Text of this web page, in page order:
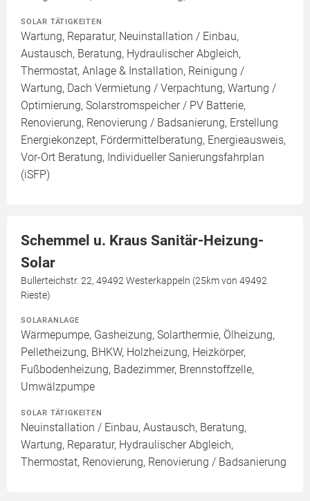
SOLAR TÄTIGKEITEN
Wartung, Reparatur, Neuinstallation / Einbau,
Austausch, Beratung, Hydraulischer Abgleich,
Thermostat, Anlage & Installation, Reinigung /
Wartung, Dach Vermietung / Verpachtung, Wartung /
Optimierung, Solarstromspeicher / PV Batterie,
Renovierung, Renovierung / Badsanierung, Erstellung
Energiekonzept, Fördermittelberatung, Energieausweis,
Vor-Ort Beratung, Individueller Sanierungsfahrplan
(iSFP)
Schemmel u. Kraus Sanitär-Heizung-
Solar
Bullerteichstr. 22, 49492 Westerkappeln (25km von 49492
Rieste)
SOLARANLAGE
Wärmepumpe, Gasheizung, Solarthermie, Ölheizung,
Pelletheizung, BHKW, Holzheizung, Heizkörper,
Fußbodenheizung, Badezimmer, Brennstoffzelle,
Umwälzpumpe
SOLAR TÄTIGKEITEN
Neuinstallation / Einbau, Austausch, Beratung,
Wartung, Reparatur, Hydraulischer Abgleich,
Thermostat, Renovierung, Renovierung / Badsanierung